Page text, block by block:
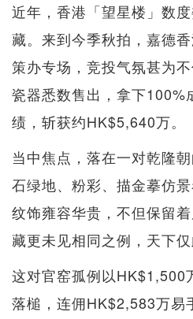
近年，香港「望星楼」数
藏。来到今季秋拍，嘉德
策办专场，竞投气氛甚为
瓷器悉数售出，拿下100%
绩，斩获约HK$5,640万。
当中焦点，落在一对乾隆
石绿地、粉彩、描金摹仿
纹饰雍容华贵，不但保留
藏更未见相同之例，天下仅
这对官窑孤例以HK$1,500
落槌，连佣HK$2,583万易